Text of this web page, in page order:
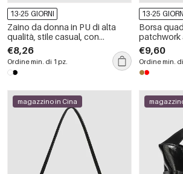
13-25 GIORNI
Zaino da donna in PU di alta
qualità, stile casual, con
cuciture trapuntate, dettagli in
metallo e catena in tinta unita.
€8,26
Ordine min. di 1 pz.
13-25
Borsa
patchwork
chic
€9,60
Ordine min.
magazzino in Cina